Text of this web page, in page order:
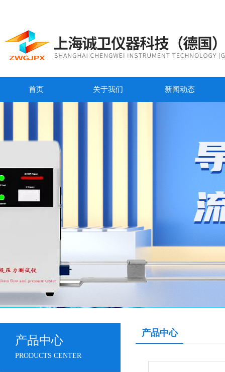
首页 关于我们 新闻动态
产品中心
PRODUCTS CENTER
产品中心